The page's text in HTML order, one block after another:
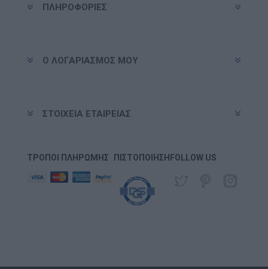
ΠΛΗΡΟΦΟΡΊΕΣ
Ο ΛΟΓΑΡΙΑΣΜΌΣ ΜΟΥ
ΣΤΟΙΧΕΊΑ ΕΤΑΙΡΕΊΑΣ
ΤΡΌΠΟΙ ΠΛΗΡΩΜΉΣ ΠΙΣΤΟΠΟΊΗΣΗ FOLLOW US